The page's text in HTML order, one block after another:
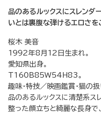
品のあるルックスにスレン
いとは裏腹な弾けるエロさを
桜木 美音
1992年8月12日生まれ。
愛知県出身。
T160B85W54H83。
趣味・特技／映画鑑賞・猫の
品のあるルックスに清楚系ス
整った顔立ちと綺麗な長身で